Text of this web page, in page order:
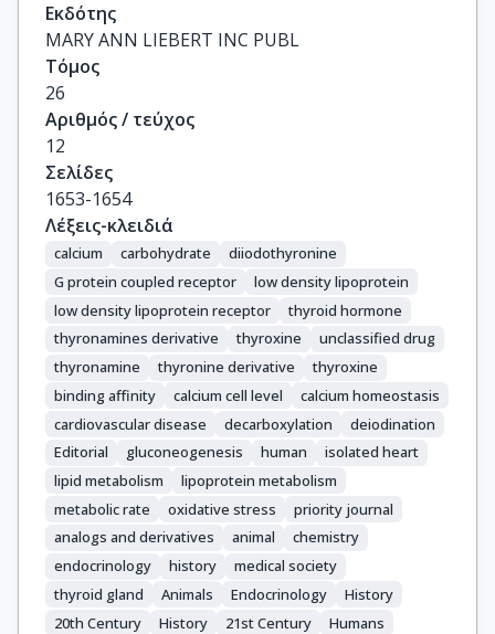
Εκδότης
MARY ANN LIEBERT INC PUBL
Τόμος
26
Αριθμός / τεύχος
12
Σελίδες
1653-1654
Λέξεις-κλειδιά
calcium carbohydrate
diiodothyronine
G protein coupled receptor
low density lipoprotein
low density lipoprotein receptor
thyroid hormone
thyronamines derivative
thyroxine
unclassified drug
thyronamine
thyronine derivative
thyroxine
binding affinity
calcium cell level
calcium homeostasis
cardiovascular disease
decarboxylation
deiodination
Editorial
gluconeogenesis human
isolated heart
lipid metabolism
lipoprotein metabolism
metabolic rate
oxidative stress
priority journal
analogs and derivatives
animal
chemistry
endocrinology
history
medical society
thyroid gland
Animals Endocrinology
History
20th Century
History 21st Century
Humans